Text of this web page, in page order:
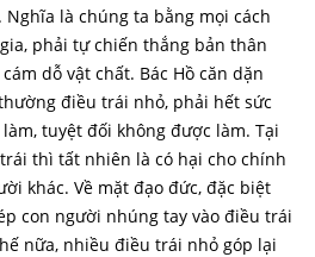
là chúng ta bằng mọi cách
phải tự chiến thắng bản thân
dỗ vật chất. Bác Hồ căn dặn
điều trái nhỏ, phải hết sức
tuyệt đối không được làm. Tại
thì tất nhiên là có hại cho chính
khác. Về mặt đạo đức, đặc biệt
con người nhúng tay vào điều trái
nữa, nhiều điều trái nhỏ góp lại